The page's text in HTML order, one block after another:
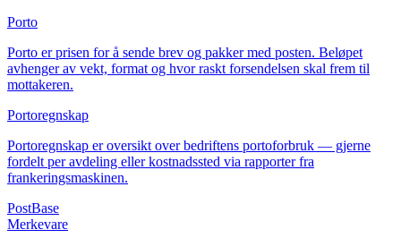
Porto
Porto er prisen for å sende brev og pakker med posten. Beløpet
avhenger av vekt, format og hvor raskt forsendelsen skal frem til
mottakeren.
Portoregnskap
Portoregnskap er oversikt over bedriftens portoforbruk — gjerne
fordelt per avdeling eller kostnadssted via rapporter fra
frankeringsmaskinen.
PostBase
Merkevare